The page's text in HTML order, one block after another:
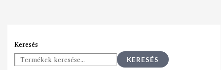
Keresés
KERESÉS